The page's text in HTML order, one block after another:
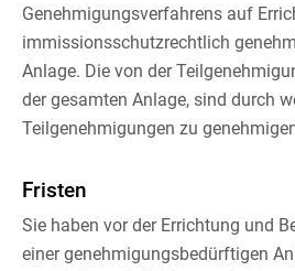
Genehmigungsverfahrens auf
immissionsschutzrechtlich
Anlage. Die von der
der gesamten Anlage, sind durch
Teilgenehmigungen zu
Fristen
Sie haben vor der Errichtung und
einer genehmigungsbedürftigen